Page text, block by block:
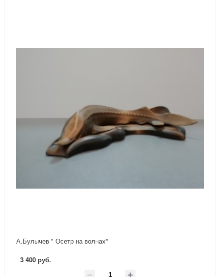
А.Булычев " Осетр на волнах"
3 400 руб.